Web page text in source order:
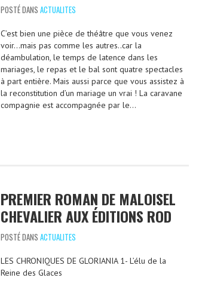
POSTÉ DANS ACTUALITES
C’est bien une pièce de théâtre que vous venez
voir…mais pas comme les autres..car la
déambulation, le temps de latence dans les
mariages, le repas et le bal sont quatre spectacles
à part entière. Mais aussi parce que vous assistez à
la reconstitution d’un mariage un vrai ! La caravane
compagnie est accompagnée par le…
PREMIER ROMAN DE MALOISEL
CHEVALIER AUX ÉDITIONS ROD
POSTÉ DANS ACTUALITES
LES CHRONIQUES DE GLORIANIA 1- L’élu de la
Reine des Glaces